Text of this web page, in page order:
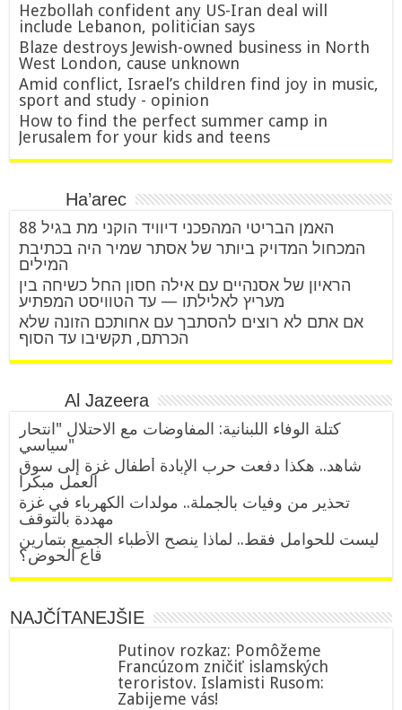
Hezbollah confident any US-Iran deal will
include Lebanon, politician says
Blaze destroys Jewish-owned business in North
West London, cause unknown
Amid conflict, Israel’s children find joy in music,
sport and study - opinion
How to find the perfect summer camp in
Jerusalem for your kids and teens
Ha’arec
האמן הבריטי המהפכני דיוויד הוקני מת בגיל 88
המכחול המדויק ביותר של אסתר שמיר היה בכתיבת
המילים
הראיון של אסנהיים עם אילה חסון החל כשיחה בין
מעריץ לאלילתו — עד הטוויסט המפתיע
אם אתם לא רוצים להסתבך עם אחותכם הזונה שלא
הכרתם, תקשיבו עד הסוף
Al Jazeera
كتلة الوفاء اللبنانية: المفاوضات مع الاحتلال "انتحار
سياسي"
شاهد.. هكذا دفعت حرب الإبادة أطفال غزة إلى سوق
العمل مبكرا
تحذير من وفيات بالجملة.. مولدات الكهرباء في غزة
مهددة بالتوقف
ليست للحوامل فقط.. لماذا ينصح الأطباء الجميع بتمارين
قاع الحوض؟
NAJČÍTANEJŠIE
Putinov rozkaz: Pomôžeme
Francúzom zničiť islamských
teroristov. Islamisti Rusom:
Zabijeme vás!